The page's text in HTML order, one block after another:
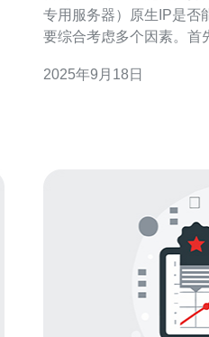
专用服务器）原生IP是否
要综合考虑多个因素。首
临巨大的流量压力。台湾
2025年9月18日